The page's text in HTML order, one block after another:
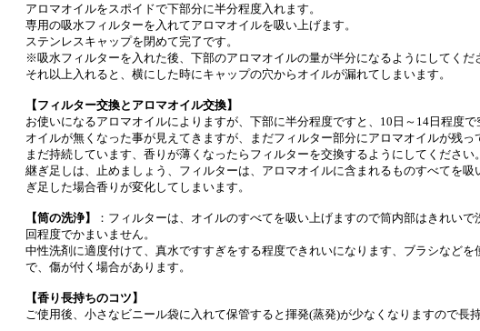
アロマオイルをスポイドで下部分に半分程度入れます。
専用の吸水フィルターを入れてアロマオイルを吸い上げます。
ステンレスキャップを閉めて完了です。
※吸水フィルターを入れた後、下部のアロマオイルの量が半分になるようにしてくだ
それ以上入れると、横にした時にキャップの穴からオイルが漏れてしまいます。
【フィルター交換とアロマオイル交換】
お使いになるアロマオイルによりますが、下部に半分程度ですと、10日～14日程度で
オイルが無くなった事が見えてきますが、まだフィルター部分にアロマオイルが残っ
まだ持続しています、香りが薄くなったらフィルターを交換するようにしてください。
継ぎ足しは、止めましょう、フィルターは、アロマオイルに含まれるものすべてを吸
ぎ足した場合香りが変化してしまいます。
【筒の洗浄】
：フィルターは、オイルのすべてを吸い上げますので筒内部はきれいで
回程度でかまいません。
中性洗剤に適度付けて、真水ですすぎをする程度できれいになります、ブラシなどを
で、傷が付く場合があります。
【香り長持ちのコツ】
ご使用後、小さなビニール袋に入れて保管すると揮発(蒸発)が少なくなりますので長持